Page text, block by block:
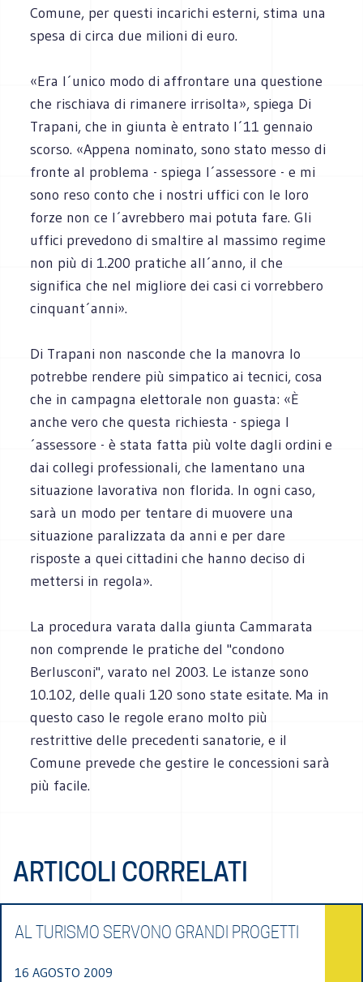
Comune, per questi incarichi esterni, stima una
spesa di circa due milioni di euro.
«Era l´unico modo di affrontare una questione
che rischiava di rimanere irrisolta», spiega Di
Trapani, che in giunta è entrato l´11 gennaio
scorso. «Appena nominato, sono stato messo di
fronte al problema - spiega l´assessore - e mi
sono reso conto che i nostri uffici con le loro
forze non ce l´avrebbero mai potuta fare. Gli
uffici prevedono di smaltire al massimo regime
non più di 1.200 pratiche all´anno, il che
significa che nel migliore dei casi ci vorrebbero
cinquant´anni».
Di Trapani non nasconde che la manovra lo
potrebbe rendere più simpatico ai tecnici, cosa
che in campagna elettorale non guasta: «È
anche vero che questa richiesta - spiega l
´assessore - è stata fatta più volte dagli ordini e
dai collegi professionali, che lamentano una
situazione lavorativa non florida. In ogni caso,
sarà un modo per tentare di muovere una
situazione paralizzata da anni e per dare
risposte a quei cittadini che hanno deciso di
mettersi in regola».
La procedura varata dalla giunta Cammarata
non comprende le pratiche del "condono
Berlusconi", varato nel 2003. Le istanze sono
10.102, delle quali 120 sono state esitate. Ma in
questo caso le regole erano molto più
restrittive delle precedenti sanatorie, e il
Comune prevede che gestire le concessioni sarà
più facile.
ARTICOLI CORRELATI
AL TURISMO SERVONO GRANDI PROGETTI
16 AGOSTO 2009